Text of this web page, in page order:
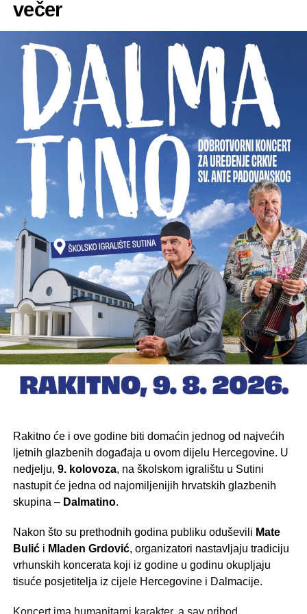
večer
Rakitno će i ove godine biti domaćin jednog od najvećih
ljetnih glazbenih događaja u ovom dijelu Hercegovine. U
nedjelju, 9. kolovoza, na školskom igralištu u Sutini
nastupit će jedna od najomiljenijih hrvatskih glazbenih
skupina – Dalmatino.
Nakon što su prethodnih godina publiku oduševili Mate
Bulići Mladen Grdović, organizatori nastavljaju tradiciju
vrhunskih koncerata koji iz godine u godinu okupljaju
tisuće posjetitelja iz cijele Hercegovine i Dalmacije.
Koncert ima humanitarni karakter, a sav prihod